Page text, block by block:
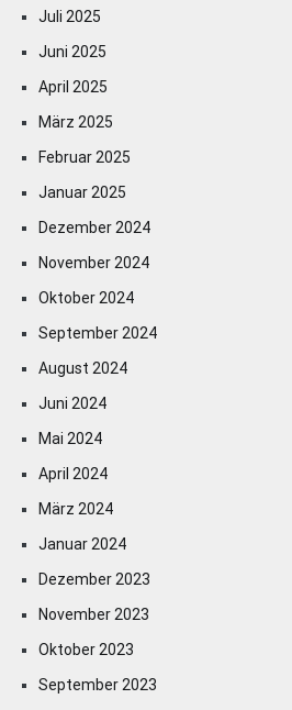
Juli 2025
Juni 2025
April 2025
März 2025
Februar 2025
Januar 2025
Dezember 2024
November 2024
Oktober 2024
September 2024
August 2024
Juni 2024
Mai 2024
April 2024
März 2024
Januar 2024
Dezember 2023
November 2023
Oktober 2023
September 2023